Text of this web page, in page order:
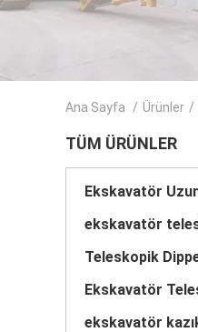
Ana Sayfa / Ürünler /
TÜM ÜRÜNLER
Ekskavatör
ekskavatör
Teleskopik
Ekskavatör
ekskavatör